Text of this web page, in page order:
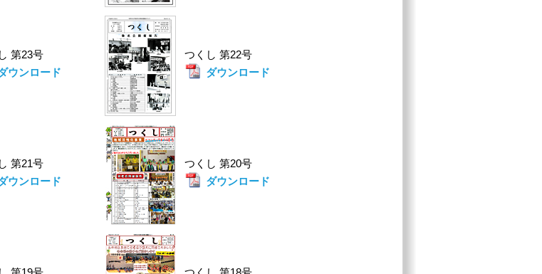
第23号
ウンロード
つくし 第22号
ダウンロード
第21号
ウンロード
つくし 第20号
ダウンロード